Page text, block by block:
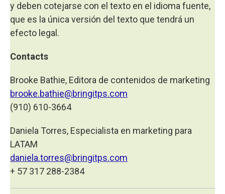
y deben cotejarse con el texto en el idioma fuente,
que es la única versión del texto que tendrá un
efecto legal.
Contacts
Brooke Bathie, Editora de contenidos de marketing
brooke.bathie@bringitps.com
(910) 610-3664
Daniela Torres, Especialista en marketing para
LATAM
daniela.torres@bringitps.com
+ 57 317 288-2384